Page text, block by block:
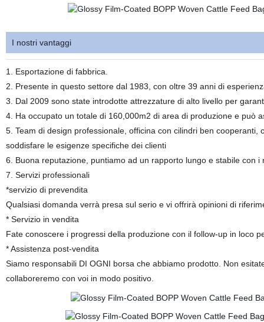
I nostri vantaggi
1. Esportazione di fabbrica.
2. Presente in questo settore dal 1983, con oltre 39 anni di
3. Dal 2009 sono state introdotte attrezzature di alto livello per
4. Ha occupato un totale di 160,000m2 di area di produzione e può
5. Team di design professionale, officina con cilindri ben
soddisfare le esigenze specifiche dei clienti
6. Buona reputazione, puntiamo ad un rapporto lungo e stabile con i
7. Servizi professionali
*servizio di prevendita
Qualsiasi domanda verrà presa sul serio e vi offrirà opinioni di
* Servizio in vendita
Fate conoscere i progressi della produzione con il follow-up in loco
* Assistenza post-vendita
Siamo responsabili DI OGNI borsa che abbiamo prodotto. Non
collaboreremo con voi in modo positivo.